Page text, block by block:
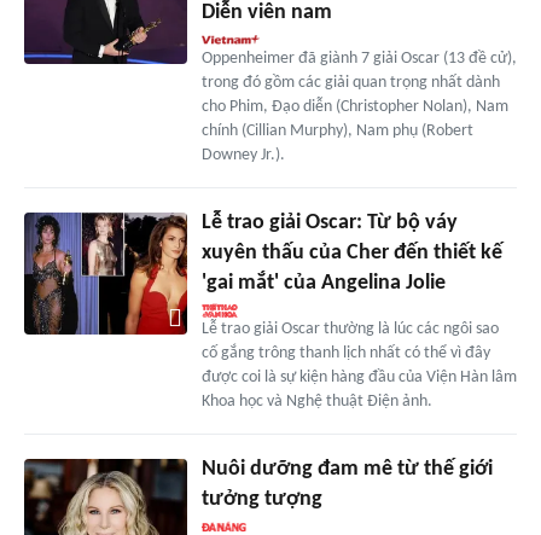
Diễn viên nam
Oppenheimer đã giành 7 giải Oscar (13 đề cử),
trong đó gồm các giải quan trọng nhất dành
cho Phim, Đạo diễn (Christopher Nolan), Nam
chính (Cillian Murphy), Nam phụ (Robert
Downey Jr.).
Lễ trao giải Oscar: Từ bộ váy
xuyên thấu của Cher đến thiết kế
'gai mắt' của Angelina Jolie
Lễ trao giải Oscar thường là lúc các ngôi sao
cố gắng trông thanh lịch nhất có thể vì đây
được coi là sự kiện hàng đầu của Viện Hàn lâm
Khoa học và Nghệ thuật Điện ảnh.
Nuôi dưỡng đam mê từ thế giới
tưởng tượng